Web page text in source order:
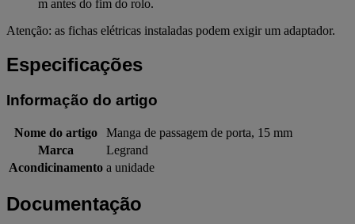
m antes do fim do rolo.
Atenção: as fichas elétricas instaladas podem exigir um adaptador.
Especificações
Informação do artigo
Nome do artigo
Manga de passagem de porta, 15 mm
Marca
Legrand
Acondicinamento a unidade
Documentação